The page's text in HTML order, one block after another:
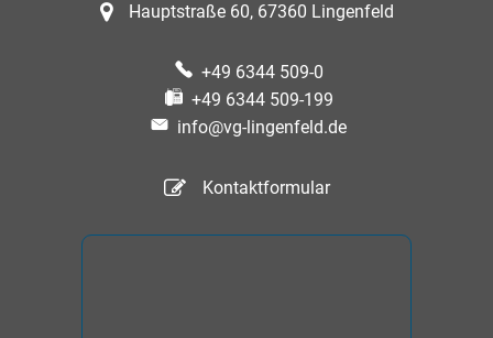
Hauptstraße 60, 67360 Lingenfeld
+49 6344 509-0
+49 6344 509-199
info@vg-lingenfeld.de
Kontaktformular